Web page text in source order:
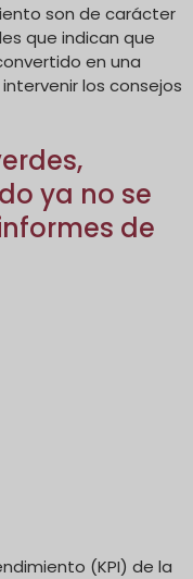
son de carácter
que indican que
en una
los consejos
ya no se
de
(KPI) de la